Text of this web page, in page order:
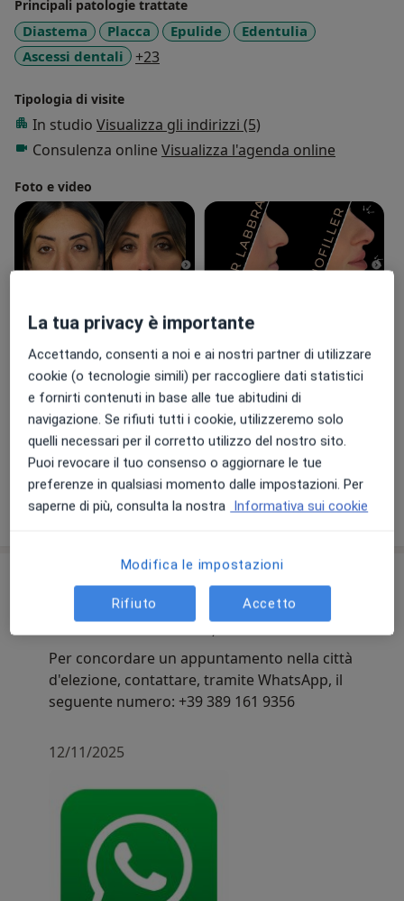
maniera continuativa come Libera professionista
presso le sedi lavorative di Courmayeur, Milano, Isola
d’Elba, Catania e Messina e all'estero Mykonos e Dubai.
Principali patologie trattate
Diastema Placca Epulide
Edentulia
Ascessi dentali
+23
Tipologia di visite
In studio Visualizza gli indirizzi (5)
Consulenza online Visualizza l'agenda online
Foto e video
Visualizza galleria (50)
Pagamento online accettato
Risparmia tempo prima della visita.
Mostra dettagli
sull'esperienza
Dott.ssa Floriana Lauritano
Per concordare un appuntamento nella città
d'elezione, contattare, tramite WhatsApp, il
seguente numero: +39 389 161 9356
12/11/2025
La tua privacy è importante
Accettando, consenti a noi e ai nostri partner di utilizzare
cookie (o tecnologie simili) per raccogliere dati statistici
e fornirti contenuti in base alle tue abitudini di
navigazione. Se rifiuti tutti i cookie, utilizzeremo solo
quelli necessari per il corretto utilizzo del nostro sito.
Puoi revocare il tuo consenso o aggiornare le tue
preferenze in qualsiasi momento dalle impostazioni. Per
saperne di più, consulta la nostra Informativa sui cookie
Modifica le impostazioni
Rifiuto Accetto